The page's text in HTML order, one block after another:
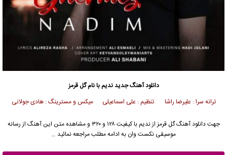
دانلود آهنگ جدیدندیمبا نام گل قرمز
ترانه سرا : علیرضا راشا تنظیم : علی اسماعیلی میکس و مسترینگ : هادی جولانی
جهت دانلود آهنگ گل قرمز ازندیم
با کیفیت ۱۲۸ و ۳۲۰ و مشاهده متن این آهنگ از رسانه
موسیقی نکست وان به ادامه مطلب مراجعه نمائید …